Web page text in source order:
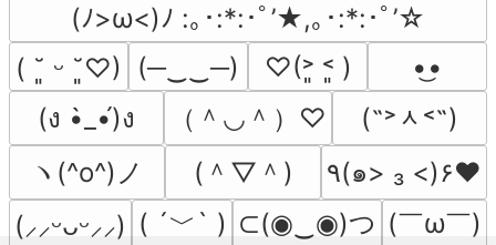
(ﾉ>ω<)ﾉ :｡･:*:･ﾟ’★,｡･:*:･ﾟ’☆
( ˘͈ ᵕ ˘͈♡)
(─‿‿─) ♡(˃͈ ˂͈ )
•͜•
(ง •̀_•́)ง
（＾◡＾）♡
(˶˃ᆺ˂˶)
ヽ(^o^)ノ
(＾▽＾)
٩(๑> ₃ <)۶♥
(⸝⸝ᵕᴗᵕ⸝⸝) ( ´﹀` ) ⊂(◉‿◉)つ (￣ω￣﻿)